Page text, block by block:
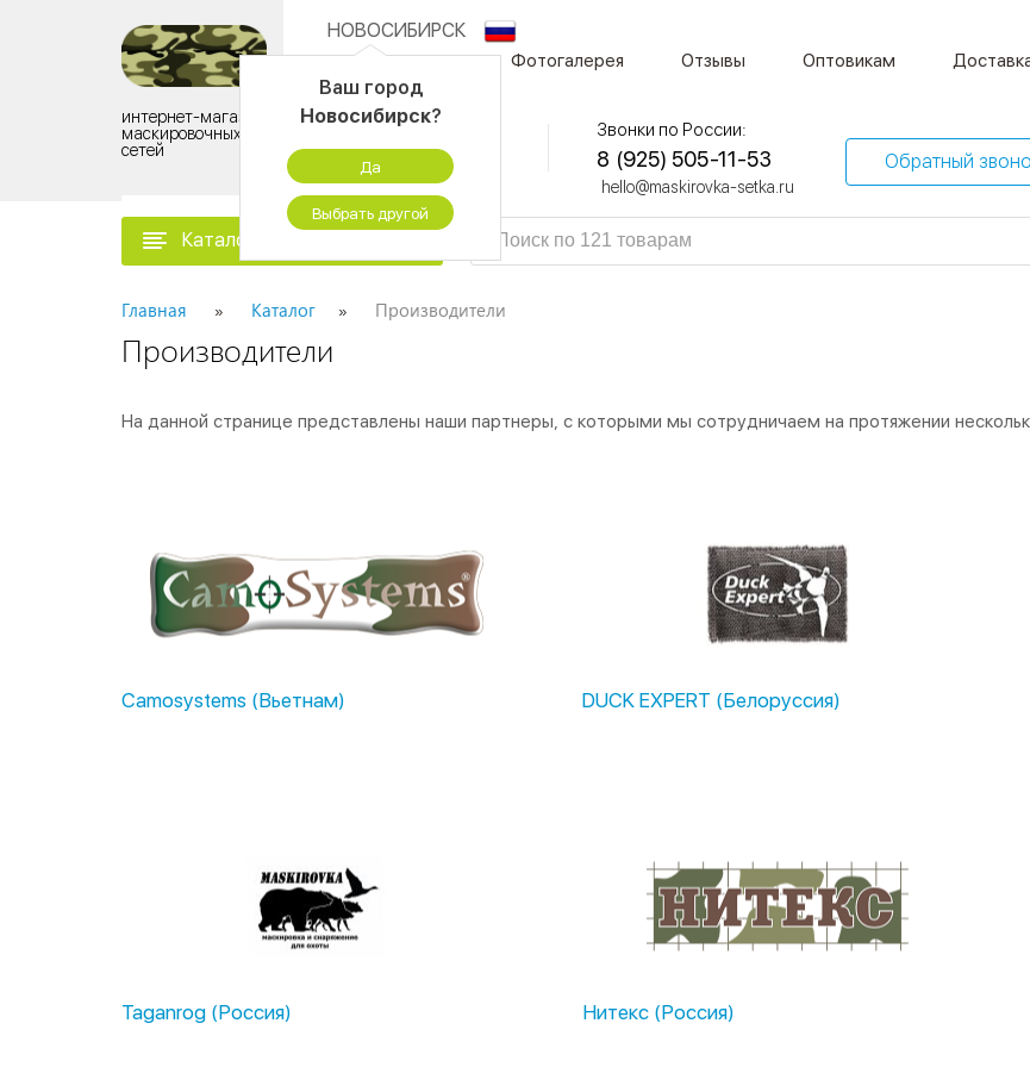
интернет-магазин
маскировочных
сетей
НОВОСИБИРСК
Ваш город
Новосибирск?
Да
Выбрать другой
О компании Фотогалерея Отзывы Оптовикам
Контактный центр:
8 (925) 505-11-53
ПН - ПТ 09:00 - 18:00
Звонки по России:
8 (925) 505-11-53
hello@maskirovka-setka.ru
Обратный
Каталог товаров
Главная Каталог Производители
Производители
На данной странице представлены наши партнеры, с которыми мы сотрудничаем на протяжении
Camosystems (Вьетнам) DUCK EXPERT (Белоруссия)
Taganrog (Россия) Нитекс (Россия)